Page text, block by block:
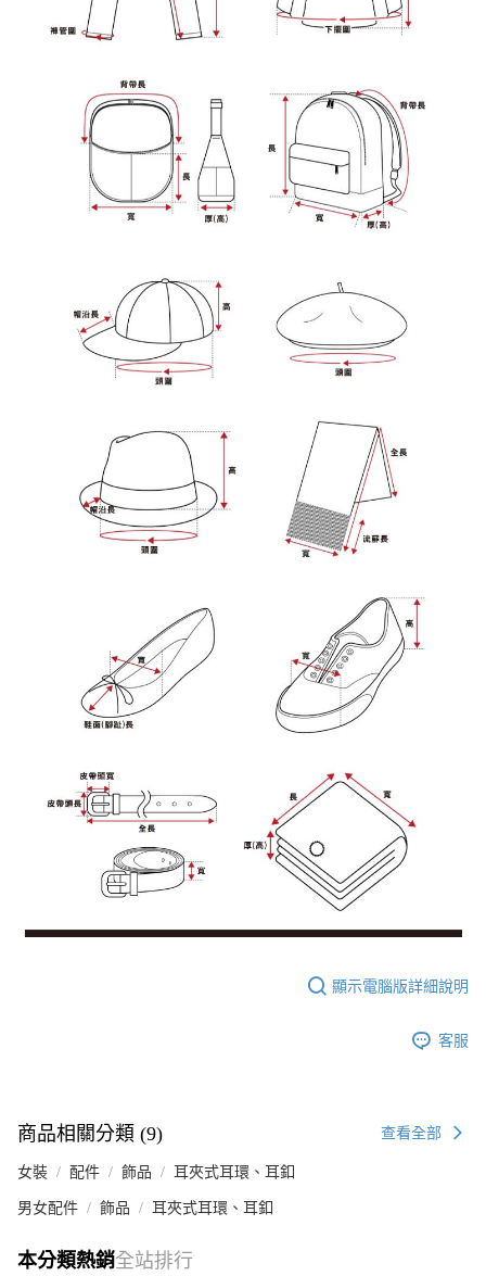
顯示電腦版詳細說明
客服
商品相關分類 (9) 查看全部
女裝 配件 飾品 耳夾式耳環、耳釦
男女配件 飾品 耳夾式耳環、耳釦
本分類熱銷全站排行